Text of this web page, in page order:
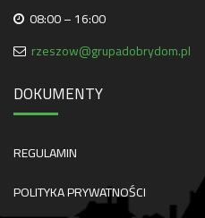
08:00 – 16:00
rzeszow@grupadobrydom.pl
DOKUMENTY
REGULAMIN
POLITYKA PRYWATNOŚCI